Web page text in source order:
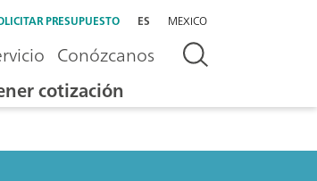
PRESUPUESTO ES MEXICO
Conózcanos
cotización